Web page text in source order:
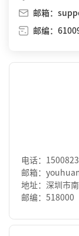
邮箱：
邮编：
电话：
邮箱：
地址：深圳市
邮编：518000